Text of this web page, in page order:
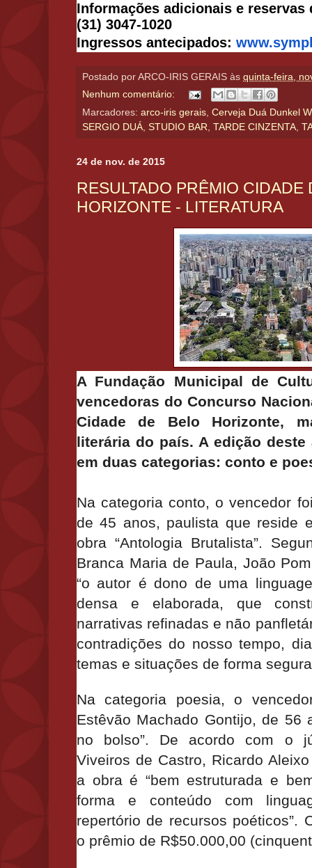
Informações adicionais e reservas
(31) 3047-1020
Ingressos antecipados:
Postado por ARCO-IRIS GERAIS às quinta-feira,
Nenhum comentário:
Marcadores: arco-iris gerais, Cerveja Duá Dunkel
SERGIO DUÁ, STUDIO BAR, TARDE CINZENTA,
24 de nov. de 2015
RESULTADO PRÊMIO CIDADE
HORIZONTE - LITERATURA
A Fundação Municipal de
vencedoras do Concurso
Cidade de Belo Horizonte,
literária do país. A edição
em duas categorias: conto e
Na categoria conto, o vencedor
de 45 anos, paulista que reside
obra “Antologia Brutalista”.
Branca Maria de Paula, João
“o autor é dono de uma
densa e elaborada, que
narrativas refinadas e não
contradições do nosso tempo,
temas e situações de forma
Na categoria poesia, o
Estêvão Machado Gontijo, de 56
no bolso”. De acordo com o
Viveiros de Castro, Ricardo
a obra é “bem estruturada e
forma e conteúdo com
repertório de recursos poéticos”.
o prêmio de R$50.000,00